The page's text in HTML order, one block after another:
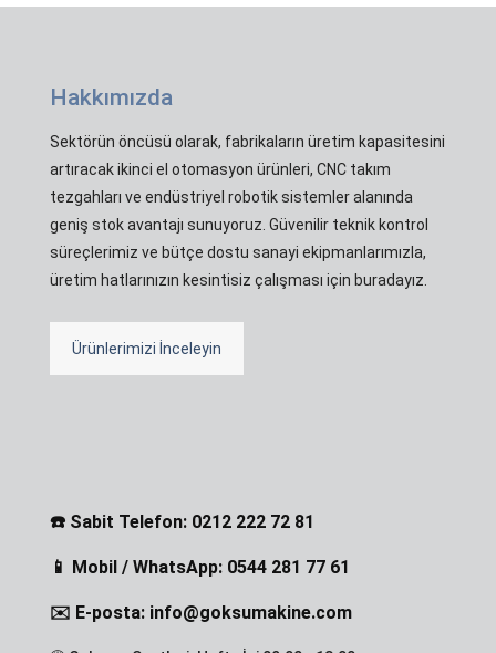
Hakkımızda
Sektörün öncüsü olarak, fabrikaların üretim kapasitesini
artıracak ikinci el otomasyon ürünleri, CNC takım
tezgahları ve endüstriyel robotik sistemler alanında
geniş stok avantajı sunuyoruz. Güvenilir teknik kontrol
süreçlerimiz ve bütçe dostu sanayi ekipmanlarımızla,
üretim hatlarınızın kesintisiz çalışması için buradayız.
Ürünlerimizi İnceleyin
☎️ Sabit Telefon: 0212 222 72 81
📱 Mobil / WhatsApp: 0544 281 77 61
✉️ E-posta: info@goksumakine.com